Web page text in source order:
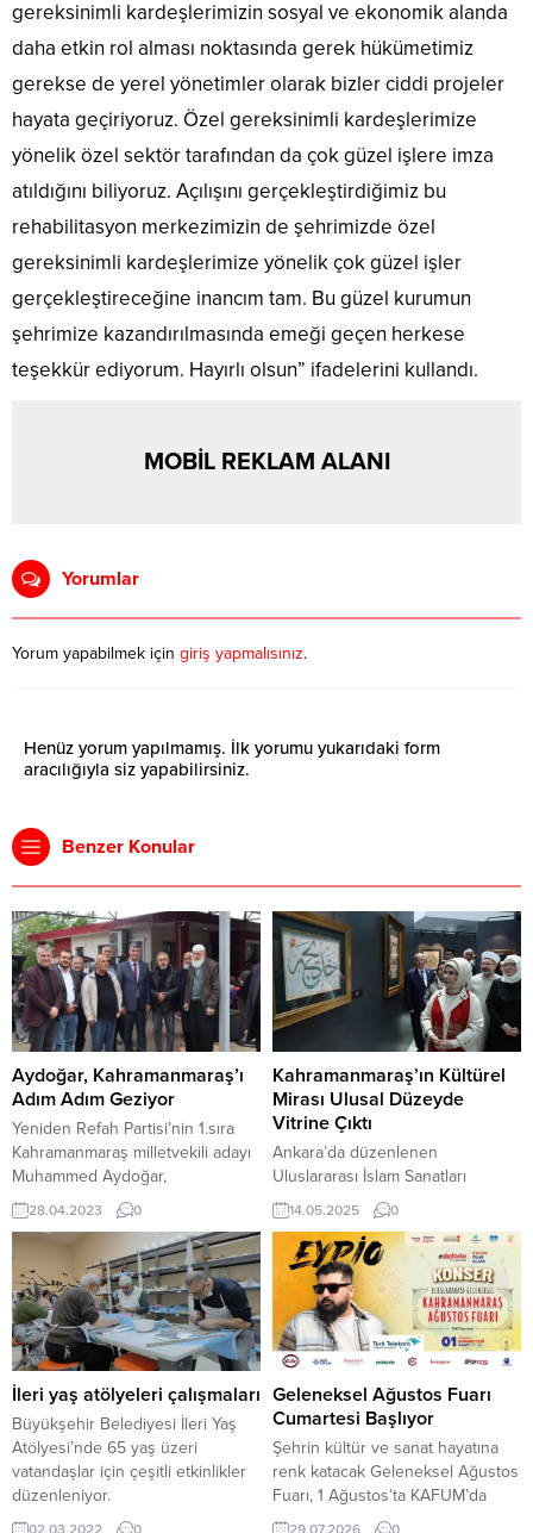
gereksinimli kardeşlerimizin sosyal ve ekonomik alanda
daha etkin rol alması noktasında gerek hükümetimiz
gerekse de yerel yönetimler olarak bizler ciddi projeler
hayata geçiriyoruz. Özel gereksinimli kardeşlerimize
yönelik özel sektör tarafından da çok güzel işlere imza
atıldığını biliyoruz. Açılışını gerçekleştirdiğimiz bu
rehabilitasyon merkezimizin de şehrimizde özel
gereksinimli kardeşlerimize yönelik çok güzel işler
gerçekleştireceğine inancım tam. Bu güzel kurumun
şehrimize kazandırılmasında emeği geçen herkese
teşekkür ediyorum. Hayırlı olsun” ifadelerini kullandı.
MOBİL REKLAM ALANI
Yorumlar
Yorum yapabilmek için giriş yapmalısınız.
Henüz yorum yapılmamış. İlk yorumu yukarıdaki form
aracılığıyla siz yapabilirsiniz.
Benzer Konular
Aydoğar, Kahramanmaraş’ı
Adım Adım Geziyor
Yeniden Refah Partisi’nin 1.sıra
Kahramanmaraş milletvekili adayı
Muhammed Aydoğar,
Kahramanmaraş’ı mahalle mahalle
gezip vatandaşlarla buluşuyor.
Bugünki programları kapsamında,
Onikişubat ilçesinde bulunan
Aydoğar, Fatmalı ve Cüceli
mahallelerini ziyaret etti. Burada
bir vatandaşın taziyesine katılan
Aydoğar, daha sonra konuşma
yaparak vatandaşlardan destek
beklediklerini söyledi. 14 Mayıs
sonrası milletvekili seçilmesi
durumunda Aydoğar,
Kahramanmaraş’ın...
28.04.2023 0
Kahramanmaraş’ın Kültürel
Mirası Ulusal Düzeyde
Vitrine Çıktı
Ankara’da düzenlenen
Uluslararası İslam Sanatları
Fuarı’na Kahramanmaraş damga
vurdu. Sanatın ve kültürün
kalbinin attığı fuarda,
Kahramanmaraş standı hem
estetik zenginliği hem de
ziyaretçi yoğunluğuyla öne çıktı.
Diyanet İşleri Başkanlığı ile
Türkiye Diyanet Vakfı’nın iş
birliğinde Ankara’da düzenlenen
Uluslararası İslam Sanatları
Fuarı’na Kahramanmaraş damga
vurdu. Sanatın ve kültürün
kalbinin attığı fuarda,...
14.05.2025 0
İleri yaş atölyeleri çalışmaları
Büyükşehir Belediyesi İleri Yaş
Atölyesi’nde 65 yaş üzeri
vatandaşlar için çeşitli etkinlikler
düzenleniyor.
Geleneksel Ağustos Fuarı
Cumartesi Başlıyor
Şehrin kültür ve sanat hayatına
renk katacak Geleneksel Ağustos
Fuarı, 1 Ağustos’ta KAFUM’da
başlıyor. Fuarın ilk gününde Alem